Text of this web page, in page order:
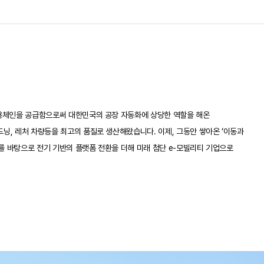
인을 공급함으로써 대한민국의 공장 자동화에 상당한 역할을 해온
, 레처 차량등을 최고의 품질로 생산해왔습니다. 이제, 그동안 쌓아온 ‘이동과
바탕으로 전기 기반의 플랫폼 전환을 더해 미래 첨단 e-모빌리티 기업으로